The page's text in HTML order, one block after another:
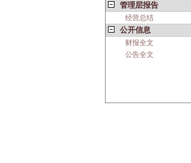
管理层报告
经营总结
公开信息
财报全文
公告全文